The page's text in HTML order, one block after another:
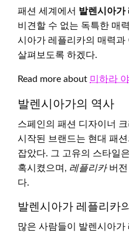
패션 세계에서 발렌시아가
비견할 수 없는 독특한 매
시아가 레플리카의 매력과
살펴보도록 하겠다.
Read more about 미하라
발렌시아가의 역사
스페인의 패션 디자이너
시작된 브랜드는 현대 패
잡았다. 그 고유의 스타일
혹시켰으며, 레플리카버전
다.
발렌시아가 레플리카
많은 사람들이 발렌시아